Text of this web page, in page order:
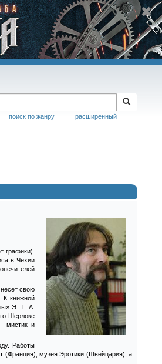
расширенный
поиск по жанру
графики).
в Чехии
свою
К книжной
Э. Т. А.
о Шерлоке
мистик и
Работы
(Франция), музея Эротики (Швейцария), а